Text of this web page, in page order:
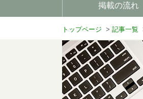
掲載の流れ
トップページ 記事一覧